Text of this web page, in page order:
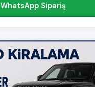
WhatsApp Sipariş